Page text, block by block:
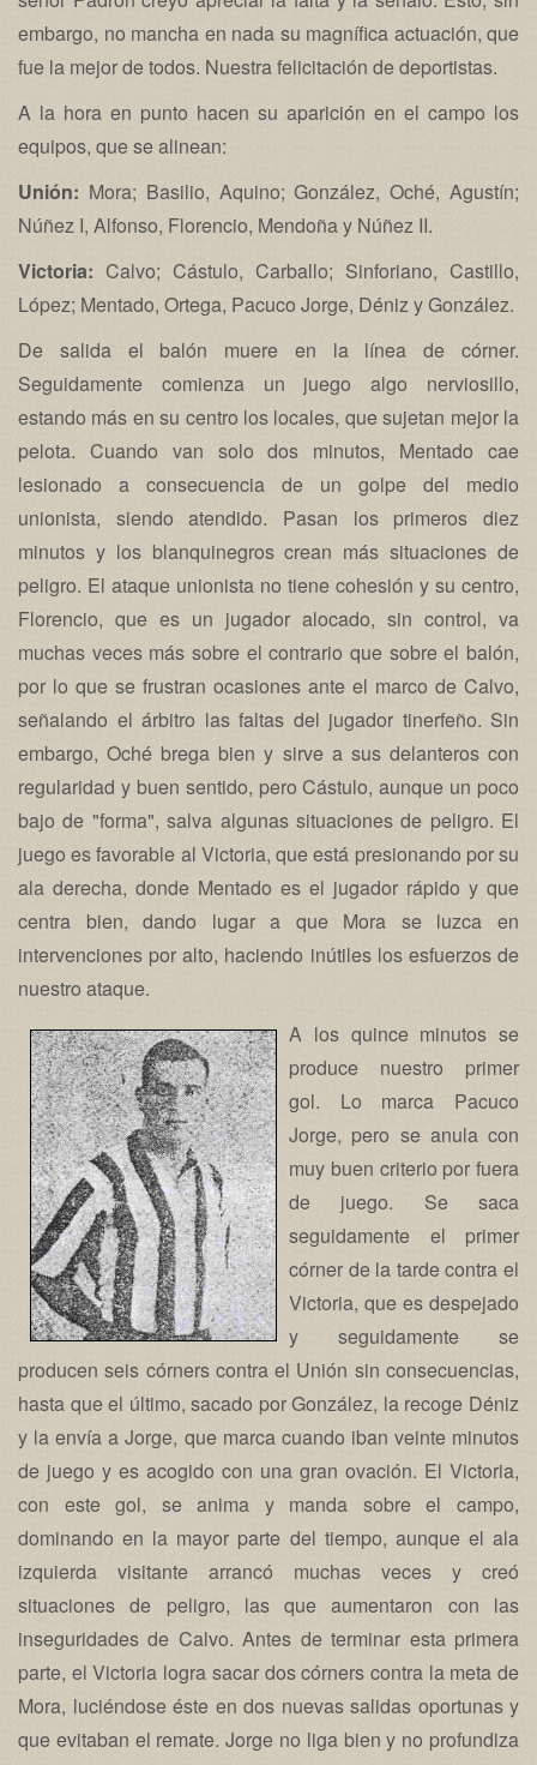
embargo, no mancha en nada su magnífica actuación, que
fue la mejor de todos. Nuestra felicitación de deportistas.
A la hora en punto hacen su aparición en el campo los
equipos, que se alinean:
Unión: Mora; Basilio, Aquino; González, Oché, Agustín;
Núñez I, Alfonso, Florencio, Mendoña y Núñez II.
Victoria: Calvo; Cástulo, Carballo; Sinforiano, Castillo,
López; Mentado, Ortega, Pacuco Jorge, Déniz y González.
De salida el balón muere en la línea de córner.
Seguidamente comienza un juego algo nerviosillo,
estando más en su centro los locales, que sujetan mejor la
pelota. Cuando van solo dos minutos, Mentado cae
lesionado a consecuencia de un golpe del medio
unionista, siendo atendido. Pasan los primeros diez
minutos y los blanquinegros crean más situaciones de
peligro. El ataque unionista no tiene cohesión y su centro,
Florencio, que es un jugador alocado, sin control, va
muchas veces más sobre el contrario que sobre el balón,
por lo que se frustran ocasiones ante el marco de Calvo,
señalando el árbitro las faltas del jugador tinerfeño. Sin
embargo, Oché brega bien y sirve a sus delanteros con
regularidad y buen sentido, pero Cástulo, aunque un poco
bajo de "forma", salva algunas situaciones de peligro. El
juego es favorable al Victoria, que está presionando por su
ala derecha, donde Mentado es el jugador rápido y que
centra bien, dando lugar a que Mora se luzca en
intervenciones por alto, haciendo inútiles los esfuerzos de
nuestro ataque.
A los quince minutos se
produce nuestro primer
gol. Lo marca Pacuco
Jorge, pero se anula con
muy buen criterio por fuera
de juego. Se saca
seguidamente el primer
córner de la tarde contra el
Victoria, que es despejado
y seguidamente se
producen seis córners contra el Unión sin consecuencias,
hasta que el último, sacado por González, la recoge Déniz
y la envía a Jorge, que marca cuando iban veinte minutos
de juego y es acogido con una gran ovación. El Victoria,
con este gol, se anima y manda sobre el campo,
dominando en la mayor parte del tiempo, aunque el ala
izquierda visitante arrancó muchas veces y creó
situaciones de peligro, las que aumentaron con las
inseguridades de Calvo. Antes de terminar esta primera
parte, el Victoria logra sacar dos córners contra la meta de
Mora, luciéndose éste en dos nuevas salidas oportunas y
que evitaban el remate. Jorge no liga bien y no profundiza